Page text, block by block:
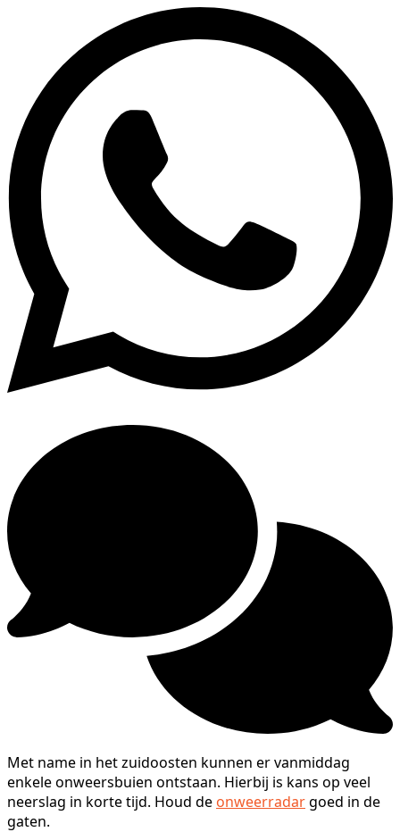
Met name in het zuidoosten kunnen er vanmiddag
enkele onweersbuien ontstaan. Hierbij is kans op veel
neerslag in korte tijd. Houd de onweerradargoed in de
gaten.